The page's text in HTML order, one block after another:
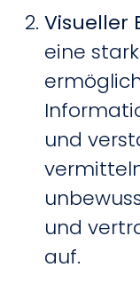
Visueller
eine
und
und
auf.